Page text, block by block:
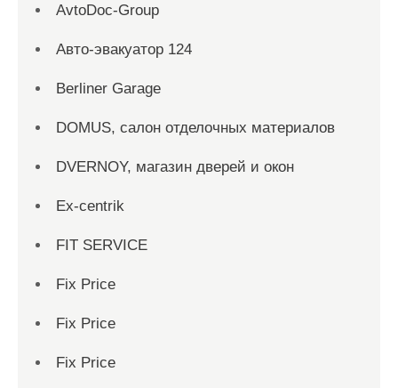
AvtoDoc-Group
Aвто-эвакуатор 124
Berliner Garage
DOMUS, салон отделочных материалов
DVERNOY, магазин дверей и окон
Ex-centrik
FIT SERVICE
Fix Price
Fix Price
Fix Price